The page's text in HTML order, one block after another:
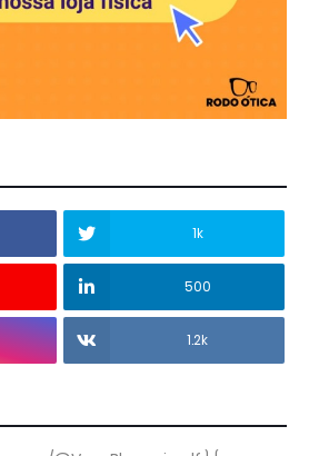
1k
500
1.2k